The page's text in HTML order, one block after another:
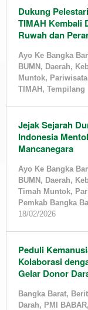
Dukung
TIMAH Kembali
Ruwah dan
Ayo Ke Bangka
BUMN , Daerah,
Muntok, Pariwisata
TIMAH , Tempilang
Jejak Sejarah
Indonesia
Mancanegara
Ayo Ke Bangka
BUMN , Daerah,
Timah Muntok,
Pemkab Bangka
18/02/2026
Peduli
Kolaborasi
Gelar Donor
Bangka Barat,
Darah, PMI BABAR,